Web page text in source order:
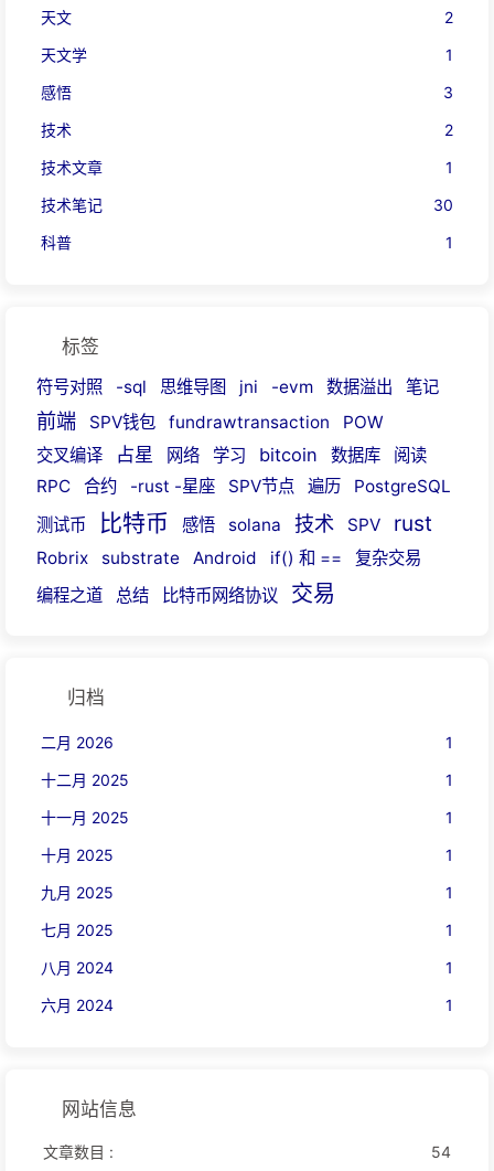
天文
2
天文学
1
感悟
3
技术
2
技术文章
1
技术笔记
30
科普
1
标签
符号对照 -sql 思维导图 jni -evm 数据溢出 笔记
前端 SPV钱包 fundrawtransaction
POW
交叉编译
占星 网络 学习 bitcoin 数据库
阅读
RPC
合约 -rust -星座 SPV节点 遍历
PostgreSQL
测试币
比特币 感悟 solana 技术 SPV rust
Robrix substrate Android if() 和 ==
复杂交易
编程之道
总结 比特币网络协议 交易
归档
二月 2026
1
十二月 2025
1
十一月 2025
1
十月 2025
1
九月 2025
1
七月 2025
1
八月 2024
1
六月 2024
1
网站信息
文章数目 : 54